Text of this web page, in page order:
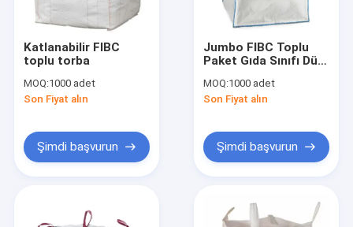
Katlanabilir FIBC
toplu torba
MOQ:1000 adet
Son Fiyat alın
Şimdi başvurun
Jumbo FIBC Toplu
Paket Gıda Sınıfı Düz
Özel
MOQ:1000 adet
Son Fiyat alın
Şimdi başvurun